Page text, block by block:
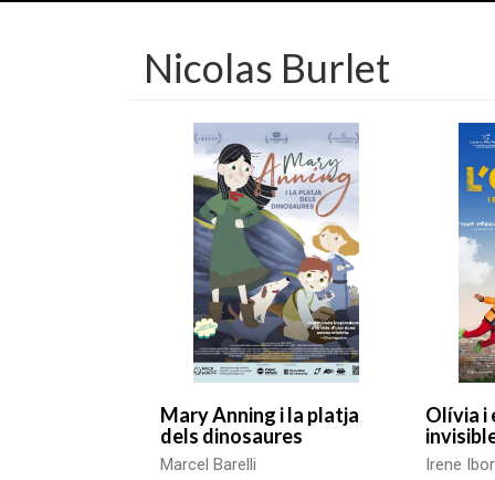
Nicolas Burlet
Mary Anning i la platja
dels dinosaures
Marcel Barelli
Olívia i
Irene